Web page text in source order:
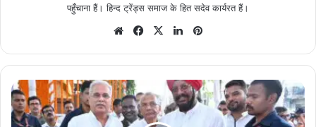
पहुँचाना हैं। हिन्द ट्रेंड्स समाज के हित सदेव कार्यरत हैं।
WebsiteFacebook
X LinkedIn
गढ़बो
नवा
छत्तीसगढ़